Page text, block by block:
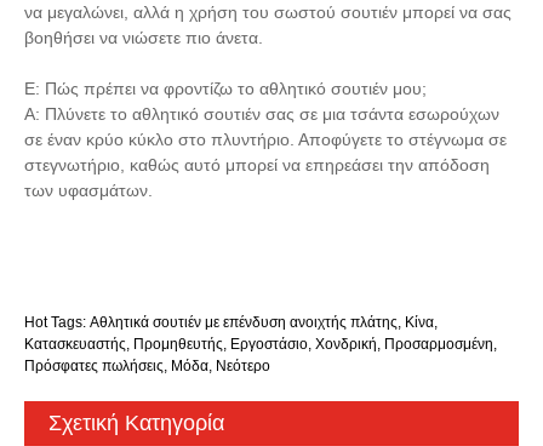
να μεγαλώνει, αλλά η χρήση του σωστού σουτιέν μπορεί να σας
βοηθήσει να νιώσετε πιο άνετα.
Ε: Πώς πρέπει να φροντίζω το αθλητικό σουτιέν μου;
Α: Πλύνετε το αθλητικό σουτιέν σας σε μια τσάντα εσωρούχων
σε έναν κρύο κύκλο στο πλυντήριο. Αποφύγετε το στέγνωμα σε
στεγνωτήριο, καθώς αυτό μπορεί να επηρεάσει την απόδοση
των υφασμάτων.
Hot Tags: Αθλητικά σουτιέν με επένδυση ανοιχτής πλάτης, Κίνα,
Κατασκευαστής, Προμηθευτής, Εργοστάσιο, Χονδρική, Προσαρμοσμένη,
Πρόσφατες πωλήσεις, Μόδα, Νεότερο
Σχετική Κατηγορία